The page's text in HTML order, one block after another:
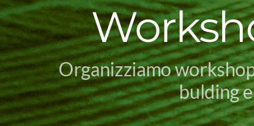
Organizziamo
bulding